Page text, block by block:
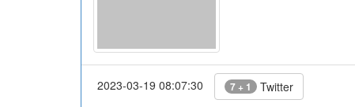
2023-03-19 08:07:30 7 + 1 Twitter